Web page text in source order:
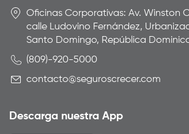
Oficinas Corporativas: Av. Winston
calle Ludovino Fernández,
Santo Domingo, República
(809)-920-5000
contacto@seguroscrecer.com
Descarga nuestra App